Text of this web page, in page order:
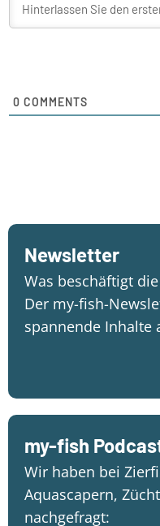
0 COMMENTS
Newsletter
Was beschäftigt
Der my-fish-
spannende Inhalte
my-fish
Wir haben bei
Aquascapern,
nachgefragt: